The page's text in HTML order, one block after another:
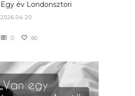
Egy év Londonsztori
2026.04.20.
0 60